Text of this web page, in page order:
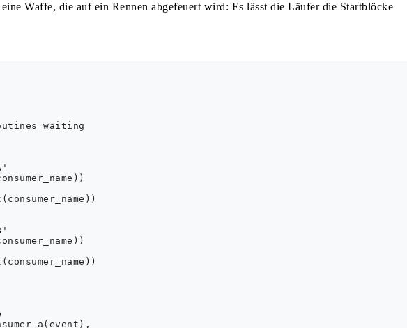
Waffe, die auf ein Rennen abgefeuert wird: Es lässt die Läufer die Startblöcke
waiting